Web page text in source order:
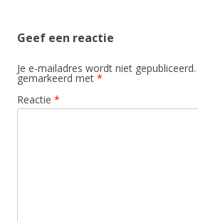
Geef een reactie
Je e-mailadres wordt niet gepubliceerd.
gemarkeerd met *
Reactie *